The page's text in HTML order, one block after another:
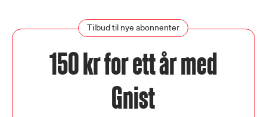
Tilbud til nye abonnenter
150 kr for ett år med
Gnist